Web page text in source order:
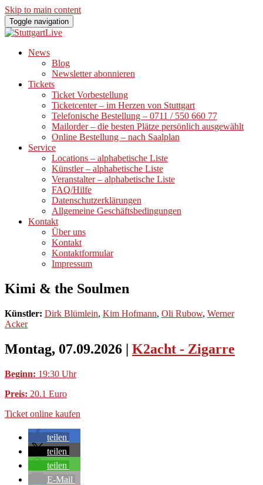
Skip to main content
Toggle navigation
News
Blog
Newsletter abonnieren
Tickets
Ticket Vorbestellung
Ticketcenter – im Herzen von Stuttgart
Telefonische Bestellung – 0711 / 550 660 77
Mailorder – die besten Plätze persönlich ausgewählt
Online Bestellung – nach Saalplan
Service
Locations – alphabetische Liste
Künstler – alphabetische Liste
Veranstalter – alphabetische Liste
FAQ/Hilfe
Datenschutzerklärungen
Allgemeine Geschäftsbedingungen
Kontakt
Über uns
Kontakt
Kontaktformular
Impressum
Kimi & the Soulmen
Künstler: Dirk Blümlein, Kim Hofmann, Oli Rubow, Werner
Acker
Montag, 07.09.2026 | K2acht - Zigarre
Beginn: 19:30 Uhr
Preis: 20.1 Euro
Ticket online kaufen
teilen
teilen
teilen
E-Mail